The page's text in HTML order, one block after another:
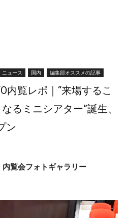
ニュース 国内 編集部オススメの記事
内覧レポ｜“来場するこ
るミニシアター”誕生、
ン
内覧会フォトギャラリー